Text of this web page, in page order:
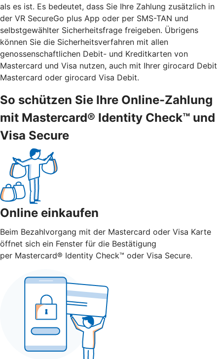
als es ist. Es bedeutet, dass Sie Ihre Zahlung zusätzlich in
der VR SecureGo plus App oder per SMS-TAN und
selbstgewählter Sicherheitsfrage freigeben. Übrigens
können Sie die Sicherheitsverfahren mit allen
genossenschaftlichen Debit- und Kreditkarten von
Mastercard und Visa nutzen, auch mit Ihrer girocard Debit
Mastercard oder girocard Visa Debit.
So schützen Sie Ihre Online-Zahlung
mit Mastercard® Identity Check™ und
Visa Secure
Online einkaufen
Beim Bezahlvorgang mit der Mastercard oder Visa Karte
öffnet sich ein Fenster für die Bestätigung
per Mastercard® Identity Check™ oder Visa Secure.